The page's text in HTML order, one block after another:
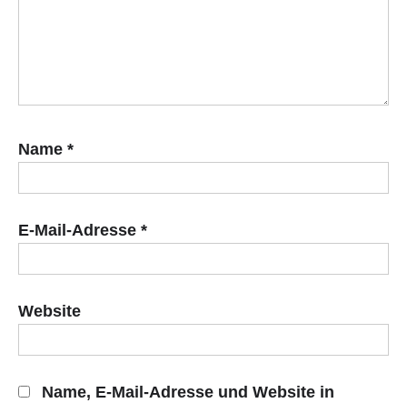
Name *
E-Mail-Adresse *
Website
Name, E-Mail-Adresse und Website in